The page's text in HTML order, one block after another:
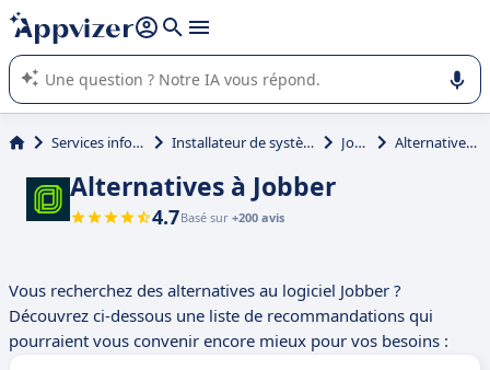
répondre (plusieurs lignes avec
L'IA de Appvizer vous guide dans l'utilisation ou la sélection de
logiciel SaaS en entreprise.
Services informatiques Installateur de système de sécurité Jobber Alternatives à Jobber
Alternatives à Jobber
4.7Basé sur +200 avis
Vous recherchez des alternatives au logiciel Jobber ?
Découvrez ci-dessous une liste de recommandations qui
pourraient vous convenir encore mieux pour vos besoins :